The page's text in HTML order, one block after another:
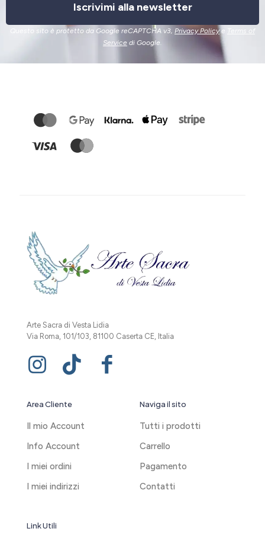
Iscrivimi alla newsletter
Questo sito è protetto da Google reCAPTCHA v3, Privacy Policye Terms of
Service di Google.
Arte Sacra di Vesta Lidia
Via Roma, 101/103, 81100 Caserta CE, Italia
Area Cliente
Il mio Account
Info Account
I miei ordini
I miei indirizzi
Naviga il sito
Tutti i prodotti
Carrello
Pagamento
Contatti
Link Utili